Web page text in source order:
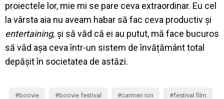
proiectele lor, mie mi se pare ceva extraordinar. Eu cel
la vârsta aia nu aveam habar să fac ceva productiv și
entertaining, și să văd că ei au putut, mă face bucuros
să văd așa ceva într-un sistem de învățământ total
depășit în societatea de astăzi.
boovie boovie festival carmen ion festival film